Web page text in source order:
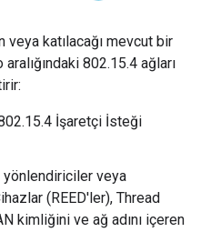
veya katılacağı mevcut bir
802.15.4 ağları
İşaretçi İsteği
yönlendiriciler veya
(REED'ler), Thread
kimliğini ve ağ adını içeren